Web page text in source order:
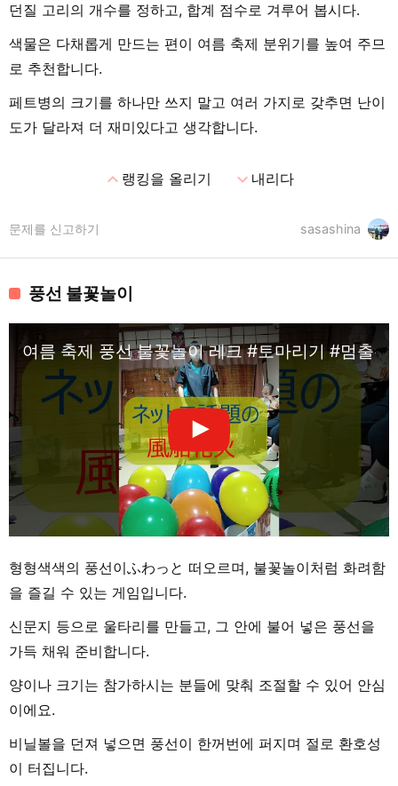
던질 고리의 개수를 정하고, 합계 점수로 겨루어 봅시다.
색물은 다채롭게 만드는 편이 여름 축제 분위기를 높여 주므
로 추천합니다.
페트병의 크기를 하나만 쓰지 말고 여러 가지로 갖추면 난이
도가 달라져 더 재미있다고 생각합니다.
expand_less랭킹을 올리기 expand_more내리다
sasashina
문제를 신고하기
풍선 불꽃놀이
여름 축제 풍선 불꽃놀이 레크 #토마리기 #멈출
형형색색의 풍선이ふわっと 떠오르며, 불꽃놀이처럼 화려함
을 즐길 수 있는 게임입니다.
신문지 등으로 울타리를 만들고, 그 안에 불어 넣은 풍선을
가득 채워 준비합니다.
양이나 크기는 참가하시는 분들에 맞춰 조절할 수 있어 안심
이에요.
비닐볼을 던져 넣으면 풍선이 한꺼번에 퍼지며 절로 환호성
이 터집니다.